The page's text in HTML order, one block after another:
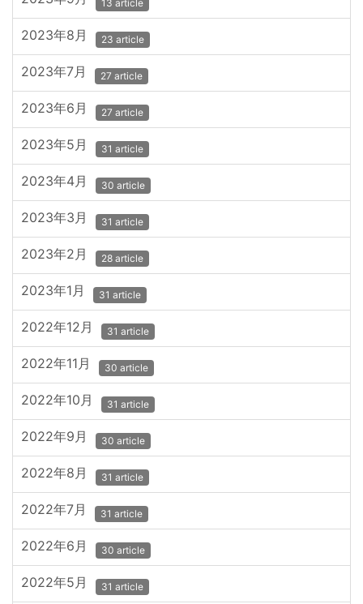
13 article
2023年8月 23 article
2023年7月 27 article
2023年6月 27 article
2023年5月 31 article
2023年4月 30 article
2023年3月 31 article
2023年2月 28 article
2023年1月 31 article
2022年12月 31 article
2022年11月 30 article
2022年10月 31 article
2022年9月 30 article
2022年8月 31 article
2022年7月 31 article
2022年6月 30 article
2022年5月 31 article